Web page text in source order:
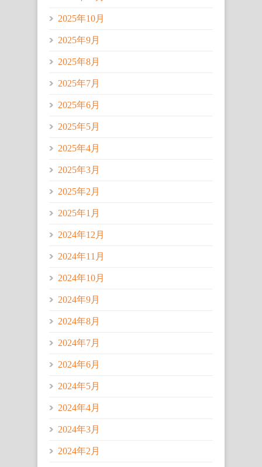
2025年10月
2025年9月
2025年8月
2025年7月
2025年6月
2025年5月
2025年4月
2025年3月
2025年2月
2025年1月
2024年12月
2024年11月
2024年10月
2024年9月
2024年8月
2024年7月
2024年6月
2024年5月
2024年4月
2024年3月
2024年2月